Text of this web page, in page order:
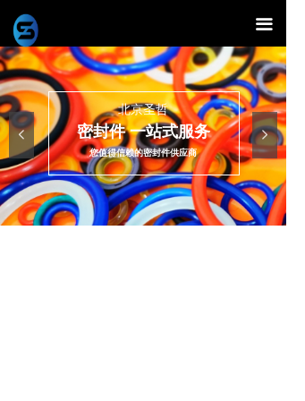
끀
北京圣哲
密封件 一站式服务
您值得信赖的密封件供应商
넳 넲